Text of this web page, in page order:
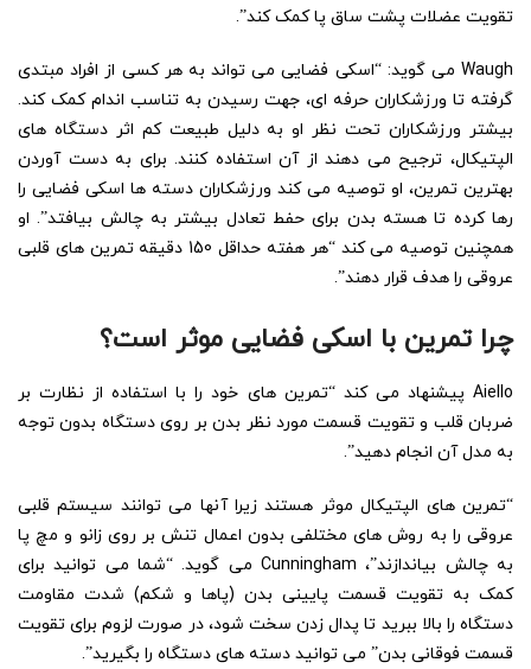
تقویت عضلات پشت ساق پا کمک کند”.
Waugh می گوید: “اسکی فضایی می تواند به هر کسی از افراد مبتدی
گرفته تا ورزشکاران حرفه ای، جهت رسیدن به تناسب اندام کمک کند.
بیشتر ورزشکاران تحت نظر او به دلیل طبیعت کم اثر دستگاه های
الپتیکال، ترجیح می دهند از آن استفاده کنند. برای به دست آوردن
بهترین تمرین، او توصیه می کند ورزشکاران دسته ها اسکی فضایی را
رها کرده تا هسته بدن برای حفط تعادل بیشتر به چالش بیافتد”. او
همچنین توصیه می کند “هر هفته حداقل 150 دقیقه تمرین های قلبی
عروقی را هدف قرار دهند”.
چرا تمرین با اسکی فضایی موثر است؟
Aiello پیشنهاد می کند “تمرین های خود را با استفاده از نظارت بر
ضربان قلب و تقویت قسمت مورد نظر بدن بر روی دستگاه بدون توجه
به مدل آن انجام دهید”.
“تمرین های الپتیکال موثر هستند زیرا آنها می توانند سیستم قلبی
عروقی را به روش های مختلفی بدون اعمال تنش بر روی زانو و مچ پا
به چالش بیاندازند”، Cunningham می گوید. “شما می توانید برای
کمک به تقویت قسمت پایینی بدن (پاها و شکم) شدت مقاومت
دستگاه را بالا ببرید تا پدال زدن سخت شود، در صورت لزوم برای تقویت
قسمت فوقانی بدن” می توانید دسته های دستگاه را بگیرید”.